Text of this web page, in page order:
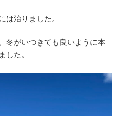
は治りました。
冬がいつきても良いように本
した。